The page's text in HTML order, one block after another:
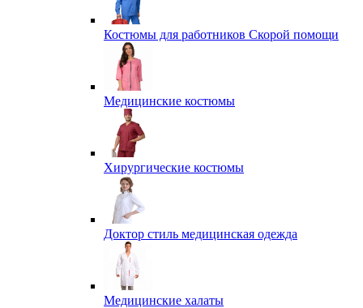
Костюмы для работников Скорой помощи
Медицинские костюмы
Хирургические костюмы
Доктор стиль медицинская одежда
Медицинские халаты